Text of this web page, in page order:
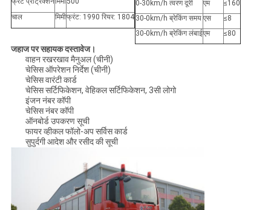
चाल
मिमीफ्रंट: 1990 रियर: 1804
0-30km/h त्वरण दूरी
एम
≤160
30-0km/h ब्रेकिंग समय एस
≤8
30-0km/h ब्रेकिंग लंबाईएम ≤80
जहाज पर सहायक दस्तावेज।
वाहन रखरखाव मैनुअल (चीनी)
चेसिस ऑपरेशन निर्देश (चीनी)
चेसिस वारंटी कार्ड
चेसिस सर्टिफिकेशन, वेहिकल सर्टिफिकेशन, 3सी लोगो
इंजन नंबर कॉपी
चेसिस नंबर कॉपी
ऑनबोर्ड उपकरण सूची
फायर व्हीकल फॉलो-अप सर्विस कार्ड
सुपुर्दगी आदेश और रसीद की सूची